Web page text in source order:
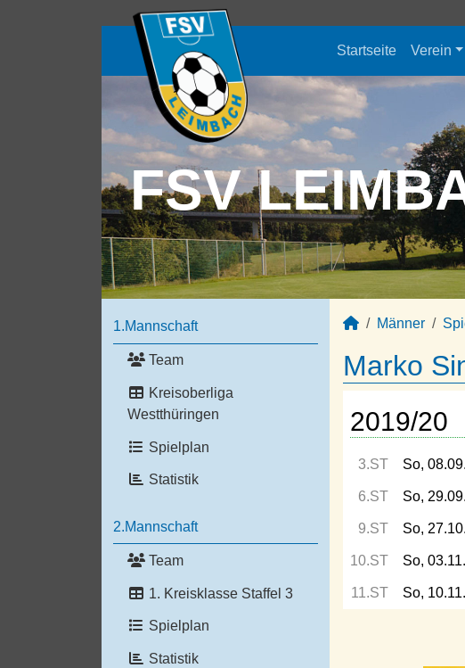
Startseite Verein
FSV
1.Mannschaft
Team
Kreisoberliga
Westthüringen
Spielplan
Statistik
2.Mannschaft
Team
1. Kreisklasse Staffel 3
Spielplan
Statistik
Männer
Marko
2019/20
3.ST So,
6.ST So,
9.ST So,
10.ST So,
11.ST So,